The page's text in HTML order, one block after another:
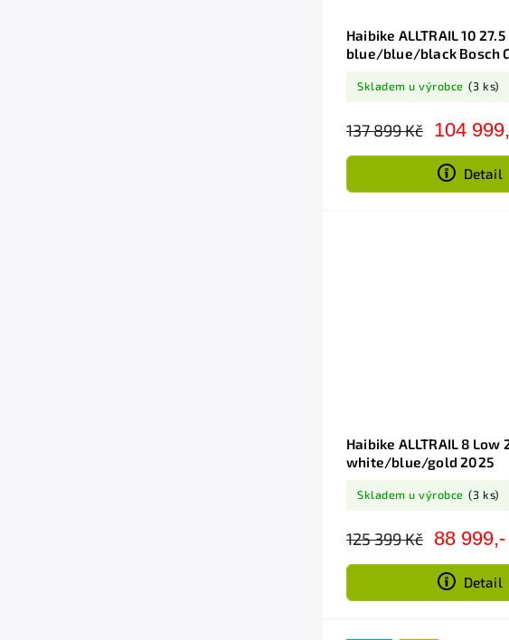
Haibike ALLTRAIL 10
blue/blue/black Bosch
Skladem u výrobce (3 ks)
137 899 Kč 104
Detail
Haibike ALLTRAIL 8 Low
white/blue/gold 2025
Skladem u výrobce (3 ks)
125 399 Kč 88 999,-
Detail